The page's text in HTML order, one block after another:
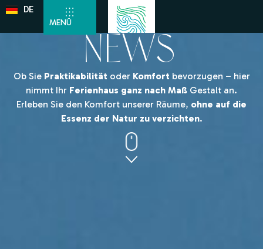
DE
EN
MENÜ
NEWS
Ob Sie Praktikabilität oder Komfort bevorzugen – hier
nimmt Ihr Ferienhaus ganz nach Maß Gestalt an.
Erleben Sie den Komfort unserer Räume, ohne auf die
Essenz der Natur zu verzichten.